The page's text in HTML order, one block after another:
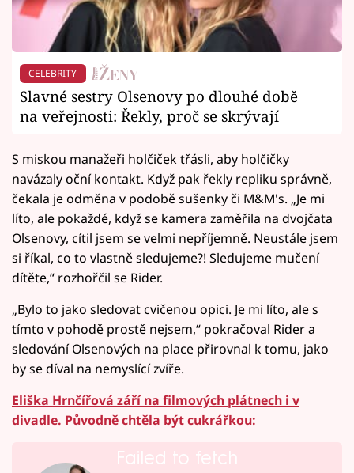
CELEBRITY
Slavné sestry Olsenovy po dlouhé době
na veřejnosti: Řekly, proč se skrývají
S miskou manažeři holčiček třásli, aby holčičky
navázaly oční kontakt. Když pak řekly repliku správně,
čekala je odměna v podobě sušenky či M&M's. „Je mi
líto, ale pokaždé, když se kamera zaměřila na dvojčata
Olsenovy, cítil jsem se velmi nepříjemně. Neustále jsem
si říkal, co to vlastně sledujeme?! Sledujeme mučení
dítěte,“ rozhořčil se Rider.
„Bylo to jako sledovat cvičenou opici. Je mi líto, ale s
tímto v pohodě prostě nejsem,“ pokračoval Rider a
sledování Olsenových na place přirovnal k tomu, jako
by se díval na nemyslící zvíře.
Eliška Hrnčířová září na filmových plátnech i v
divadle. Původně chtěla být cukrářkou:
Failed to fetch